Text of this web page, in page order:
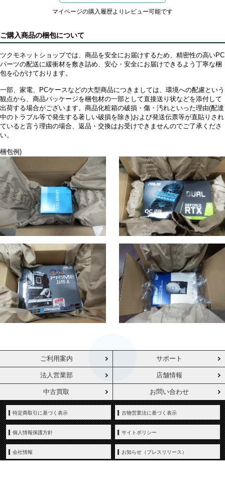
マイページの購入履歴よりレビュー可能です
ご購入商品の梱包について
ツクモネットショップでは、商品を安全にお届けするため、精密性の高いPC
パーツの配送に緩衝材を敷き詰め、安心・安全にお届けできるよう丁寧な梱
包を心がけております。
一部、家電、PCケースなどの大型商品につきましては、環境への配慮という
観点から、商品パッケージを梱包材の一部として直接送り状などを添付して
出荷する場合がございます。商品化粧箱の破損・傷・汚れといった理由(配達
中のトラブル等で発生する著しい破損を除き)および発送伝票等が直貼りされ
ていると言う理由の場合、返品・交換はお受けできませんのでご了承くださ
い。
梱包例)
ご利用案内 サポート
法人営業部 店舗情報
中古買取 お問い合わせ
特定商取引に基づく表示 古物営業法に基づく表示
個人情報保護方針 サイトポリシー
会社情報 お知らせ（プレスリリース）